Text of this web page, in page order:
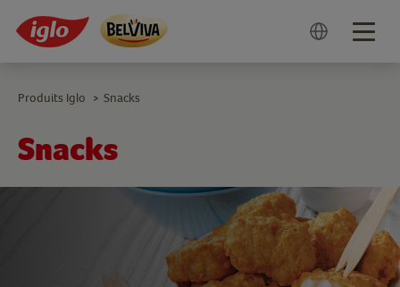
Snacks
Produits Iglo > Snacks